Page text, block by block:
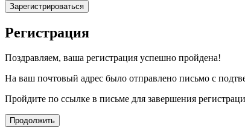
Зарегистрироваться
Регистрация
Поздравляем, ваша регистрация успешно пройдена!
На ваш почтовый адрес было отправлено письмо с
Пройдите по ссылке в письме для завершения
Продолжить